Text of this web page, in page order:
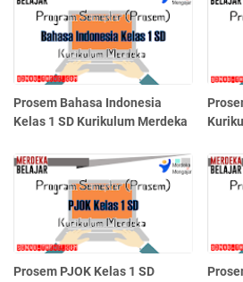
Prosem Bahasa Indonesia
Kelas 1 SD Kurikulum Merdeka
Prosem PJOK Kelas 1 SD